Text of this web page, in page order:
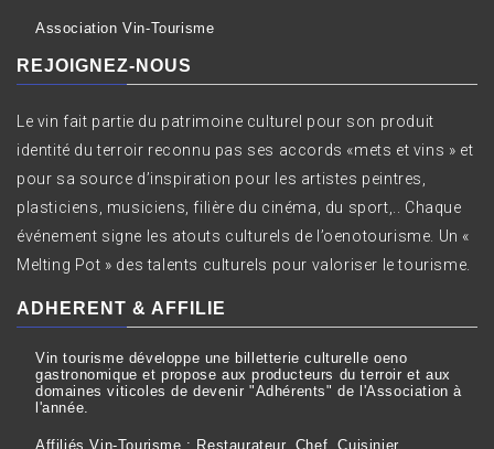
Association Vin-Tourisme
REJOIGNEZ-NOUS
Le vin fait partie du patrimoine culturel pour son produit
identité du terroir reconnu pas ses accords «mets et vins » et
pour sa source d’inspiration pour les artistes peintres,
plasticiens, musiciens, filière du cinéma, du sport,.. Chaque
événement signe les atouts culturels de l’oenotourisme. Un «
Melting Pot » des talents culturels pour valoriser le tourisme.
ADHERENT & AFFILIE
Vin tourisme développe une billetterie culturelle oeno
gastronomique et propose aux producteurs du terroir et aux
domaines viticoles de devenir "Adhérents" de l'Association à
l'année.
Affiliés Vin-Tourisme : Restaurateur, Chef, Cuisinier,